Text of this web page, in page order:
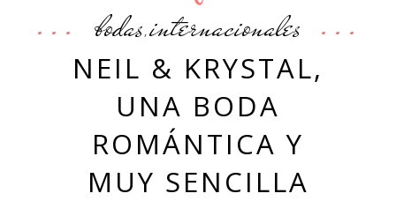
bodas,internacionales
NEIL & KRYSTAL,
UNA BODA
ROMÁNTICA Y
MUY SENCILLA